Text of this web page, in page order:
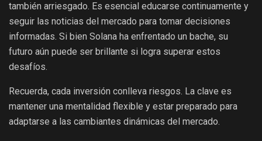
también arriesgado. Es esencial educarse continuamente y
seguir las noticias del mercado para tomar decisiones
informadas. Si bien Solana ha enfrentado un bache, su
futuro aún puede ser brillante si logra superar estos
desafíos.
Recuerda, cada inversión conlleva riesgos. La clave es
mantener una mentalidad flexible y estar preparado para
adaptarse a las cambiantes dinámicas del mercado.